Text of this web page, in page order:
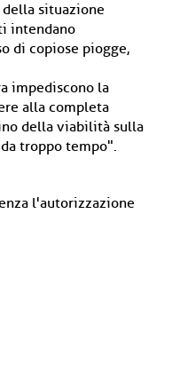
della situazione
intendano
di copiose piogge,
impediscono la
alla completa
della viabilità sulla
troppo tempo".
l'autorizzazione